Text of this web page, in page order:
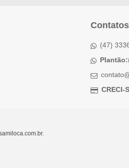
Contatos
(47)
Plantão:
CRECI-
.